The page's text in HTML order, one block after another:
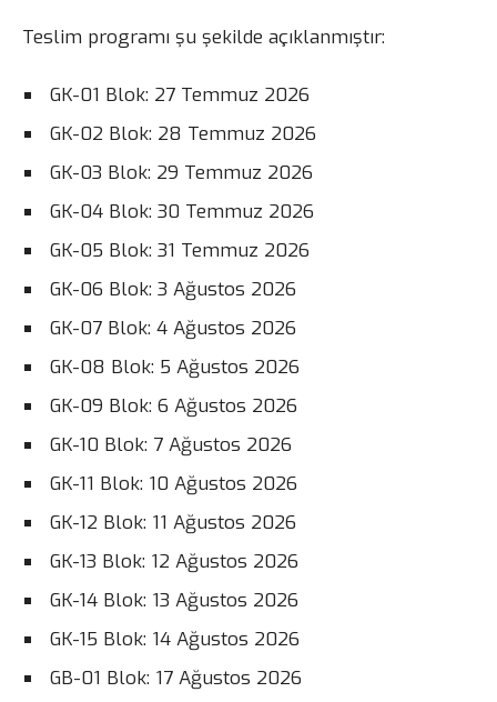
Teslim programı şu şekilde açıklanmıştır:
GK-01 Blok: 27 Temmuz 2026
GK-02 Blok: 28 Temmuz 2026
GK-03 Blok: 29 Temmuz 2026
GK-04 Blok: 30 Temmuz 2026
GK-05 Blok: 31 Temmuz 2026
GK-06 Blok: 3 Ağustos 2026
GK-07 Blok: 4 Ağustos 2026
GK-08 Blok: 5 Ağustos 2026
GK-09 Blok: 6 Ağustos 2026
GK-10 Blok: 7 Ağustos 2026
GK-11 Blok: 10 Ağustos 2026
GK-12 Blok: 11 Ağustos 2026
GK-13 Blok: 12 Ağustos 2026
GK-14 Blok: 13 Ağustos 2026
GK-15 Blok: 14 Ağustos 2026
GB-01 Blok: 17 Ağustos 2026